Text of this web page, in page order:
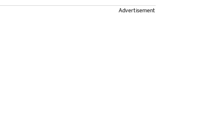
Advertisement